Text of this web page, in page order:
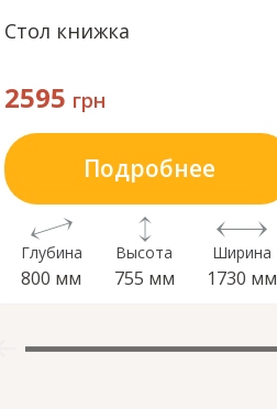
Стол книжка
2595 грн
Подробнее
Глубина
800 мм
Высота
755 мм
Ширина
1730 мм